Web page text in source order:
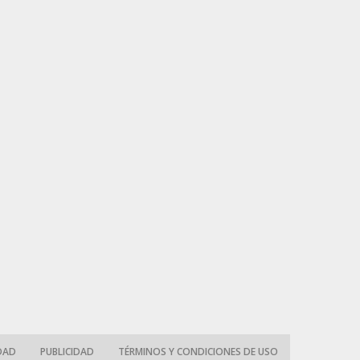
PUBLICIDAD TÉRMINOS Y CONDICIONES DE USO